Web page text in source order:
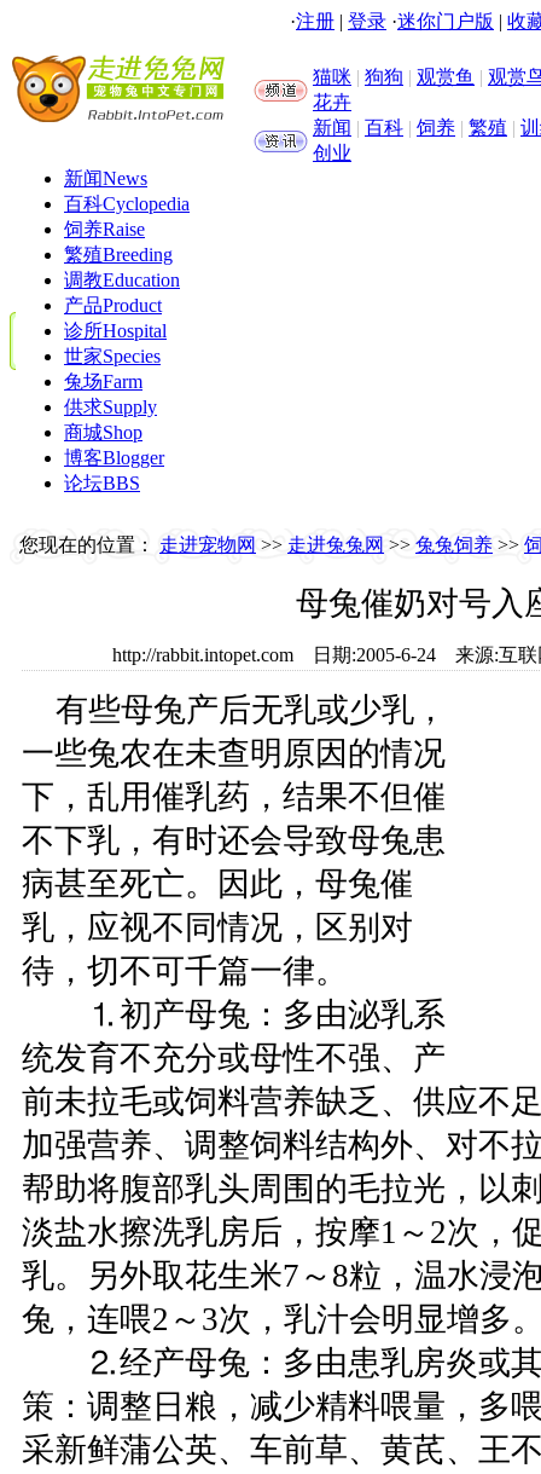
·注册 | 登录 ·迷你门户版 | 收
猫咪 | 狗狗 | 观赏鱼 | 观赏
花卉
新闻 | 百科 | 饲养 | 繁殖 |
创业
新闻News
百科Cyclopedia
饲养Raise
繁殖Breeding
调教Education
产品Product
诊所Hospital
世家Species
兔场Farm
供求Supply
商城Shop
博客Blogger
论坛BBS
您现在的位置： 走进宠物网 >> 走进兔兔网 >> 兔兔饲养 >>
母兔催奶对号入
http://rabbit.intopet.com 日期:2005-6-24 来源:
有些母兔产后无乳或少乳，
一些兔农在未查明原因的情况
下，乱用催乳药，结果不但催
不下乳，有时还会导致母兔患
病甚至死亡。因此，母兔催
乳，应视不同情况，区别对
待，切不可千篇一律。
⒈初产母兔：多由泌乳系
统发育不充分或母性不强、产
前未拉毛或饲料营养缺乏、供应不
加强营养、调整饲料结构外、对不
帮助将腹部乳头周围的毛拉光，以
淡盐水擦洗乳房后，按摩1～2次，
乳。另外取花生米7～8粒，温水浸
兔，连喂2～3次，乳汁会明显增多
⒉经产母兔：多由患乳房炎或其
策：调整日粮，减少精料喂量，多
采新鲜蒲公英、车前草、黄芪、王